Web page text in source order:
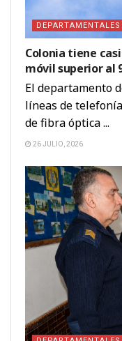
DEPARTAMENTALES
Colonia tiene
móvil superior al
El departamento
líneas de
de fibra óptica ...
26 JULIO, 2026